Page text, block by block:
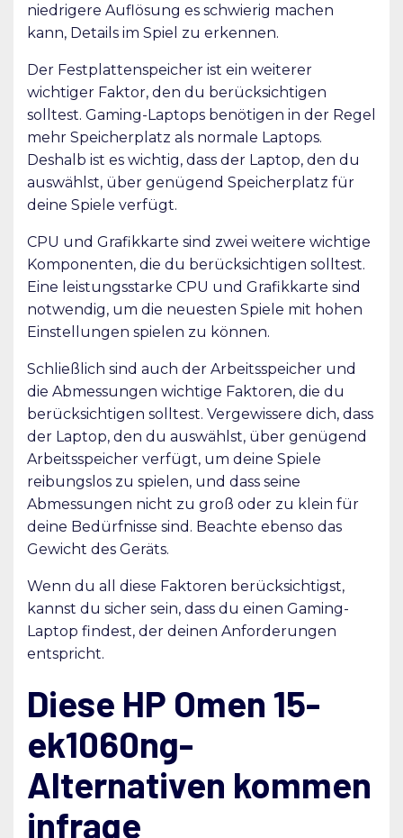
niedrigere Auflösung es schwierig machen
kann, Details im Spiel zu erkennen.
Der Festplattenspeicher ist ein weiterer
wichtiger Faktor, den du berücksichtigen
solltest. Gaming-Laptops benötigen in der Regel
mehr Speicherplatz als normale Laptops.
Deshalb ist es wichtig, dass der Laptop, den du
auswählst, über genügend Speicherplatz für
deine Spiele verfügt.
CPU und Grafikkarte sind zwei weitere wichtige
Komponenten, die du berücksichtigen solltest.
Eine leistungsstarke CPU und Grafikkarte sind
notwendig, um die neuesten Spiele mit hohen
Einstellungen spielen zu können.
Schließlich sind auch der Arbeitsspeicher und
die Abmessungen wichtige Faktoren, die du
berücksichtigen solltest. Vergewissere dich, dass
der Laptop, den du auswählst, über genügend
Arbeitsspeicher verfügt, um deine Spiele
reibungslos zu spielen, und dass seine
Abmessungen nicht zu groß oder zu klein für
deine Bedürfnisse sind. Beachte ebenso das
Gewicht des Geräts.
Wenn du all diese Faktoren berücksichtigst,
kannst du sicher sein, dass du einen Gaming-
Laptop findest, der deinen Anforderungen
entspricht.
Diese HP Omen 15-
ek1060ng-
Alternativen kommen
infrage